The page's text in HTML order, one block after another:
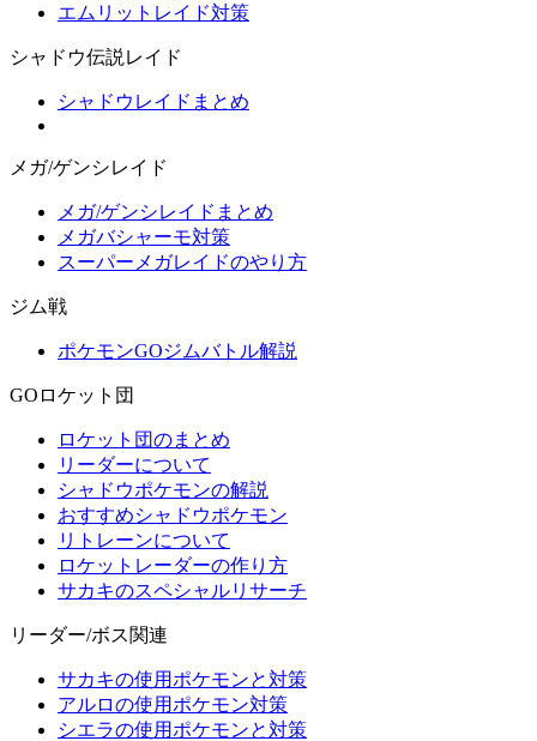
エムリットレイド対策
シャドウ伝説レイド
シャドウレイドまとめ
メガ/ゲンシレイド
メガ/ゲンシレイドまとめ
メガバシャーモ対策
スーパーメガレイドのやり方
ジム戦
ポケモンGOジムバトル解説
GOロケット団
ロケット団のまとめ
リーダーについて
シャドウポケモンの解説
おすすめシャドウポケモン
リトレーンについて
ロケットレーダーの作り方
サカキのスペシャルリサーチ
リーダー/ボス関連
サカキの使用ポケモンと対策
アルロの使用ポケモン対策
シエラの使用ポケモンと対策